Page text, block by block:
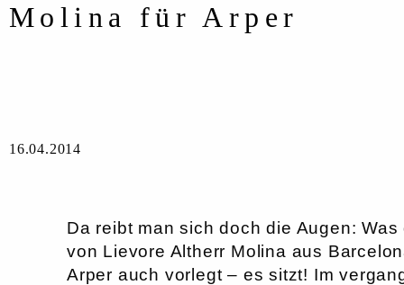
Molina für Arper
16.04.2014
Da reibt man sich doch die Augen: Was
von Lievore Altherr Molina aus
Arper auch vorlegt – es sitzt! Im